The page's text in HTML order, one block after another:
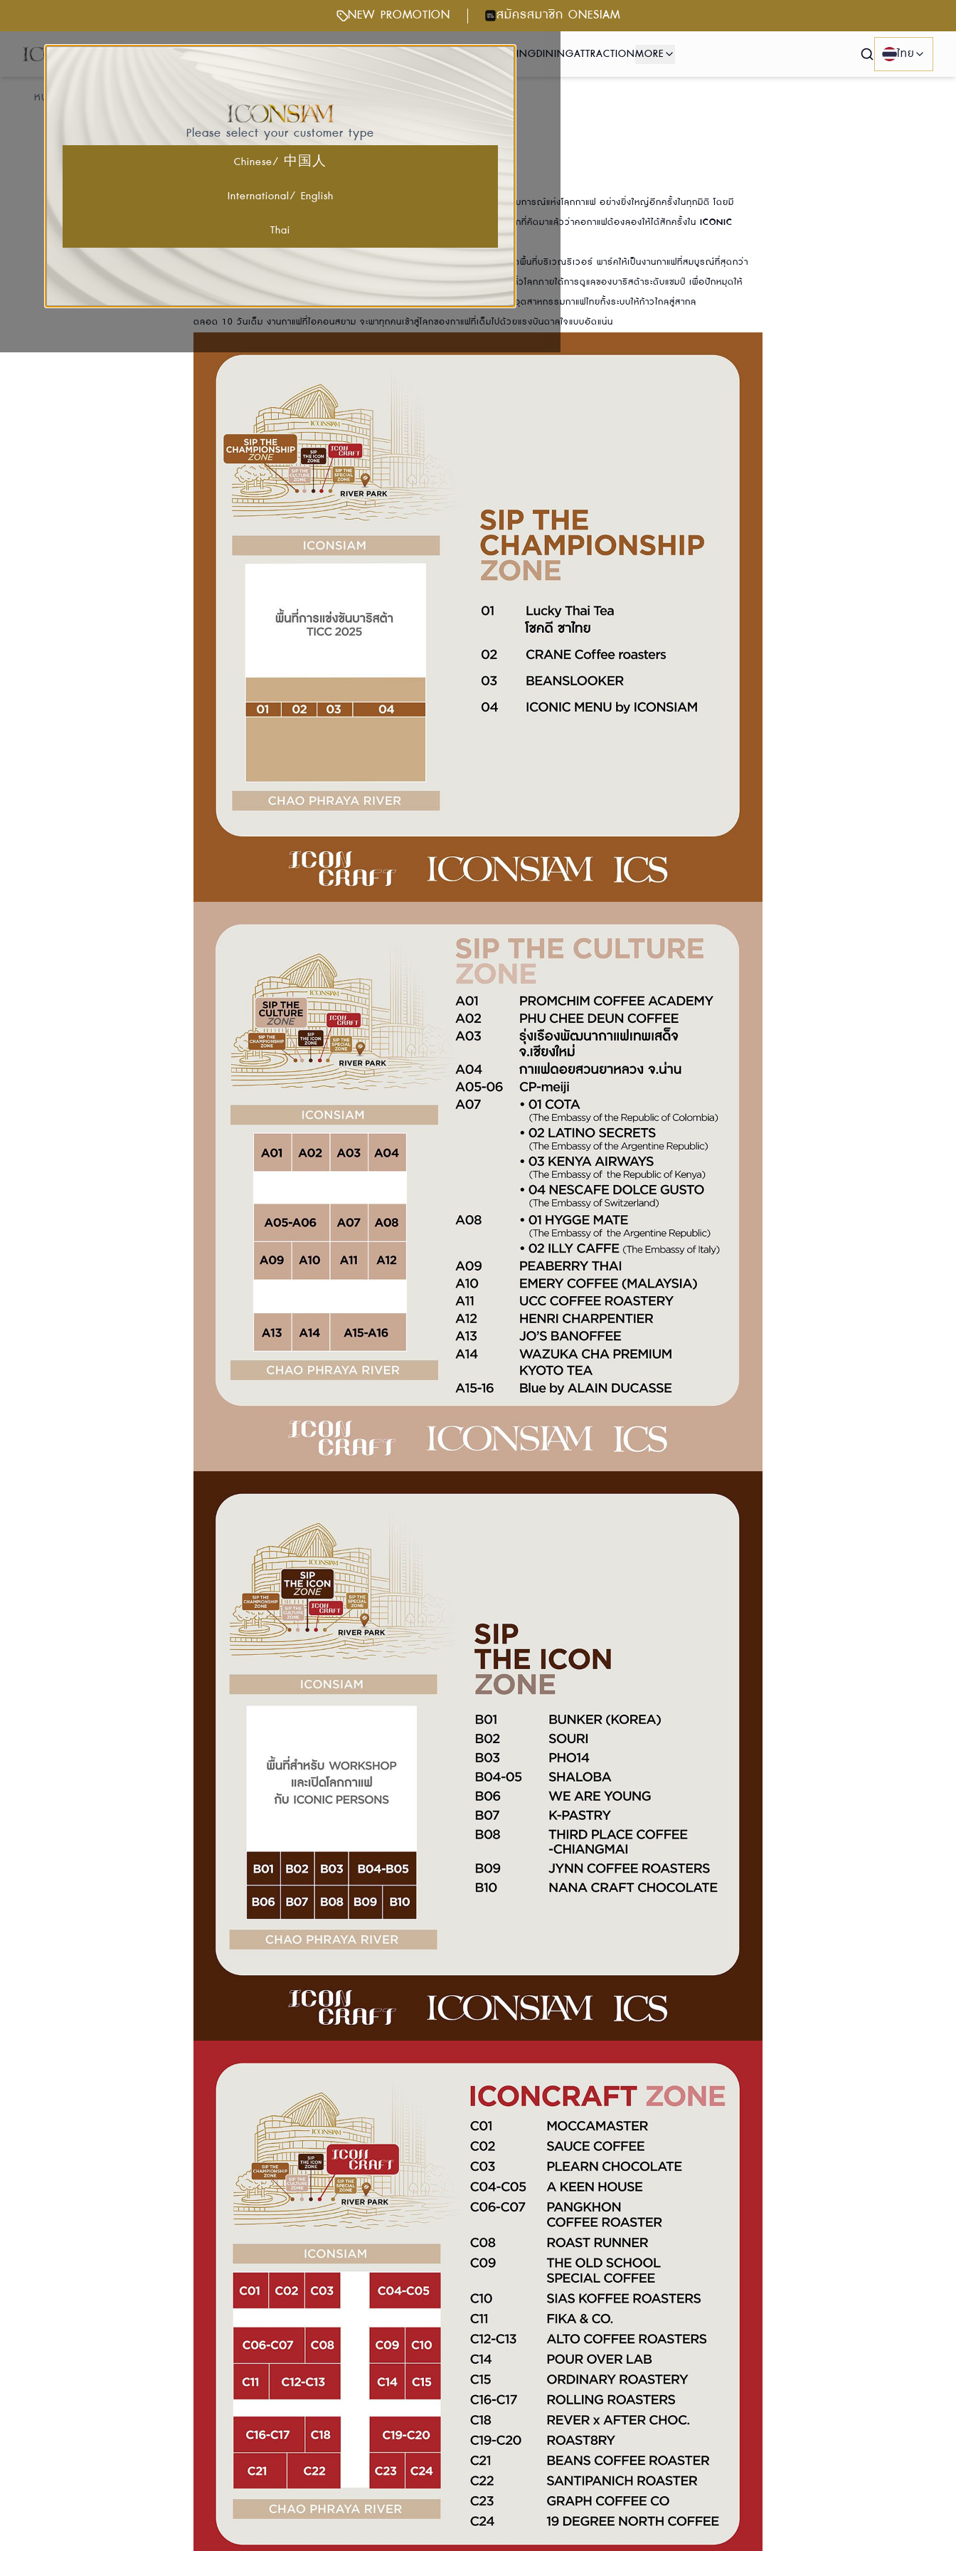
NEW PROMOTION สมัครสมาชิก ONESIAM
EVENTS & ACTIVITIES GETTING HERE SHOPPINGDININGATTRACTIONMORE Searchไทย
หน้าแรก
ICONIC CRAFT COFFEE EXPO 2025
พบกับความรื่นรมย์และกรุ่นกลิ่นหอมของกาแฟที่จะมาสานต่อความสุข พร้อมเปิดประสบการณ์แห่งโลกกาแฟ อย่างยิ่งใหญ่อีกครั้งในทุกมิติ โดยมี
เซอร์ไพรส์เป็นคาเฟ่ชื่อดังจากเกาหลีและมาเลเซีย ต่อด้วยการเสิร์ฟเมนูกาแฟจากทั่วโลกที่คัดมาแล้วว่าคอกาแฟต้องลองให้ได้สักครั้งใน ICONIC
ICONIC CRAFT COFFEE EXPO 2025
มาพร้อมไฮไลต์สำคัญด้วยการปักหมุดเนรมิตพื้นที่บริเวณริเวอร์ พาร์คให้เป็นงานกาแฟที่สมบูรณ์ที่สุดกว่า
100 ร้านค้า กว่า 1,000 เมนู คัดสรรจากร้านกาแฟดังทั่วไทย เมล็ดกาแฟหายากจากทั่วโลกภายใต้การดูแลของบาริสต้าระดับแชมป์ เพื่อปักหมุดให้
ไอคอนสยามเป็น Global Coffee Destination หมุดหมายเพียงหนึ่งเดียวที่จะยกระดับอุตสาหกรรมกาแฟไทยทั้งระบบให้ก้าวไกลสู่สากล
ตลอด 10 วันเต็ม งานกาแฟที่ไอคอนสยาม จะพาทุกคนเข้าสู่โลกของกาแฟที่เต็มไปด้วยแรงบันดาลใจแบบอัดแน่น
Please select your customer type
Chinese/ 中国人
International/ English
Thai